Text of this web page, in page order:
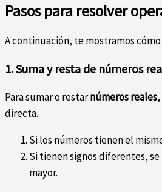
Pasos para resolver
A continuación, te mostramos
1. Suma y resta de números
Para sumar o restarnúmeros reales
directa.
Si los números tienen el
Si tienen signos diferentes,
mayor.